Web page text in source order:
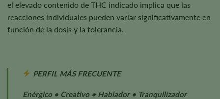
el elevado contenido de THC indicado implica que las
reacciones individuales pueden variar significativamente en
función de la dosis y la tolerancia.
PERFIL MÁS FRECUENTE
Enérgico • Creativo • Hablador • Tranquilizador